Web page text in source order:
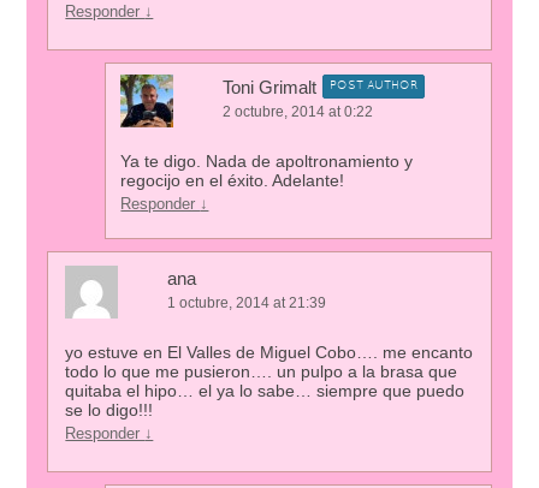
Responder ↓
Toni Grimalt POST AUTHOR
2 octubre, 2014 at 0:22
Ya te digo. Nada de apoltronamiento y
regocijo en el éxito. Adelante!
Responder ↓
ana
1 octubre, 2014 at 21:39
yo estuve en El Valles de Miguel Cobo…. me encanto
todo lo que me pusieron…. un pulpo a la brasa que
quitaba el hipo… el ya lo sabe… siempre que puedo
se lo digo!!!
Responder ↓